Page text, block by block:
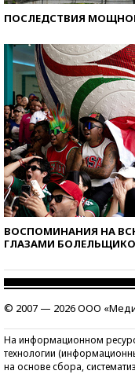
ПОСЛЕДСТВИЯ
ВОСПОМИНАНИЯ НА
ГЛАЗАМИ
© 2007 — 2026 ООО
На информационном
технологии
на основе сбора,